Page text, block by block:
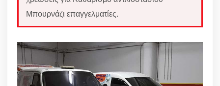
Μπουρνάζι επαγγελματίες.